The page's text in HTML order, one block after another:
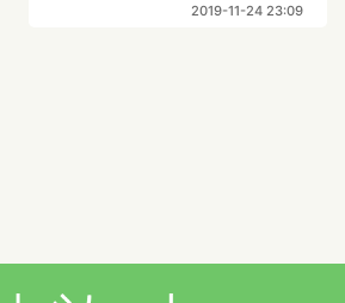
2019-11-24 23:09